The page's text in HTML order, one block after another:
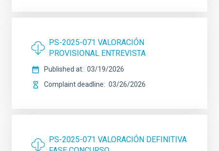
PS-2025-071 VALORACIÓN
PROVISIONAL ENTREVISTA
Published at
03/19/2026
Complaint deadline
03/26/2026
PS-2025-071 VALORACIÓN DEFINITIVA